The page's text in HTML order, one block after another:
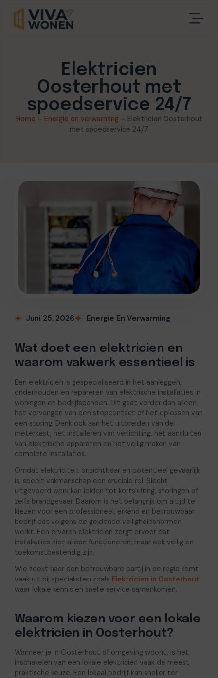
Elektricien
Oosterhout met
spoedservice 24/7
Home – Energie en verwarming– Elektricien Oosterhout
met spoedservice 24/7
Juni 25, 2026 Energie En Verwarming
Wat doet een elektricien en
waarom vakwerk essentieel is
Een elektricien is gespecialiseerd in het aanleggen,
onderhouden en repareren van elektrische installaties in
woningen en bedrijfspanden. Dit gaat verder dan alleen
het vervangen van een stopcontact of het oplossen van
een storing. Denk ook aan het uitbreiden van de
meterkast, het installeren van verlichting, het aansluiten
van elektrische apparaten en het veilig maken van
complete installaties.
Omdat elektriciteit onzichtbaar en potentieel gevaarlijk
is, speelt vakmanschap een cruciale rol. Slecht
uitgevoerd werk kan leiden tot kortsluiting, storingen of
zelfs brandgevaar. Daarom is het belangrijk om altijd te
kiezen voor een professioneel, erkend en betrouwbaar
bedrijf dat volgens de geldende veiligheidsnormen
werkt. Een ervaren elektricien zorgt ervoor dat
installaties niet alleen functioneren, maar ook veilig en
toekomstbestendig zijn.
Wie zoekt naar een betrouwbare partij in de regio komt
vaak uit bij specialisten zoals Elektricien in Oosterhout,
waar lokale kennis en snelle service samenkomen.
Waarom kiezen voor een lokale
elektricien in Oosterhout?
Wanneer je in Oosterhout of omgeving woont, is het
inschakelen van een lokale elektricien vaak de meest
praktische keuze. Een lokaal bedrijf kan sneller ter